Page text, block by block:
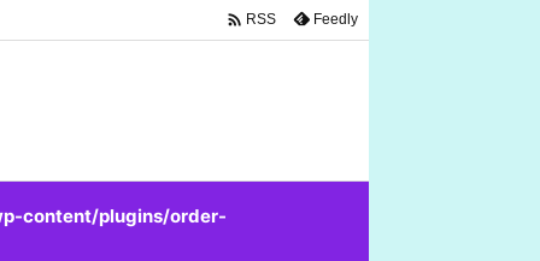
content/plugins/order-
 RSS Feedly